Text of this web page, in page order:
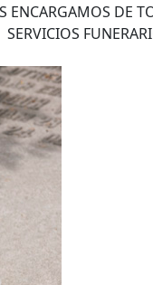
ENCARGAMOS DE
SERVICIOS